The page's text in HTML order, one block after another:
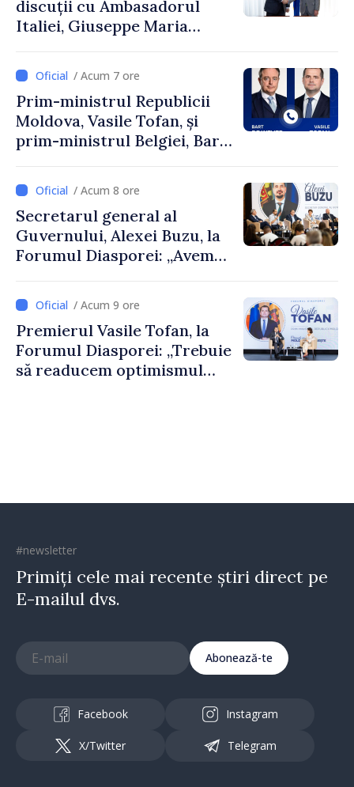
discuții cu Ambasadorul
Italiei, Giuseppe Maria
/ Acum 7 ore
Prim-ministrul Republicii
Moldova, Vasile Tofan, și
prim-ministrul Belgiei, Bart
despre parcursul european
al Republicii Moldova.
/ Acum 8 ore
Secretarul general al
Guvernului, Alexei Buzu, la
Forumul Diasporei: „Avem
dumneavoastră pentru a
construi comunități mai
puternice”
/ Acum 9 ore
Premierul Vasile Tofan, la
Forumul Diasporei: „Trebuie
să readucem optimismul
#newsletter
Primiți cele mai recente știri direct pe
E-mailul dvs.
Abonează-te
Facebook Instagram
X/Twitter Telegram